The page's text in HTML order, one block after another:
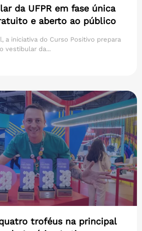
da UFPR em fase única
e aberto ao público
a iniciativa do Curso Positivo prepara
vestibular da...
troféus na principal